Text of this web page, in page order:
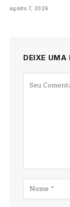
agosto 7, 2026
DEIXE UMA